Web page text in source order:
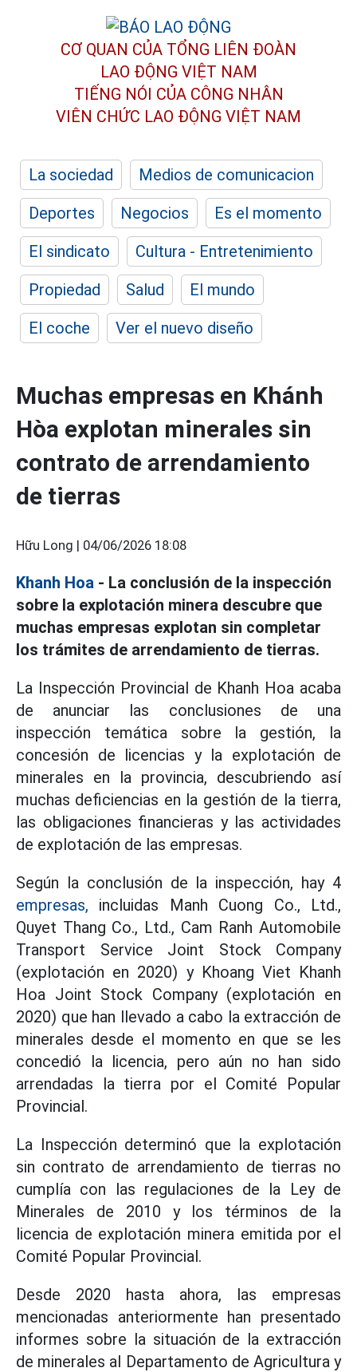
CƠ QUAN CỦA TỔNG LIÊN ĐOÀN
LAO ĐỘNG VIỆT NAM
TIẾNG NÓI CỦA CÔNG NHÂN
VIÊN CHỨC LAO ĐỘNG VIỆT NAM
La sociedad
Medios de comunicacion
Deportes
Negocios
Es el momento
El sindicato
Cultura - Entretenimiento
Propiedad
Salud
El mundo
El coche
Ver el nuevo diseño
Muchas empresas en Khánh
Hòa explotan minerales sin
contrato de arrendamiento
de tierras
Hữu Long | 04/06/2026 18:08
Khanh Hoa - La conclusión de la inspección
sobre la explotación minera descubre que
muchas empresas explotan sin completar
los trámites de arrendamiento de tierras.
La Inspección Provincial de Khanh Hoa acaba
de anunciar las conclusiones de una
inspección temática sobre la gestión, la
concesión de licencias y la explotación de
minerales en la provincia, descubriendo así
muchas deficiencias en la gestión de la tierra,
las obligaciones financieras y las actividades
de explotación de las empresas.
Según la conclusión de la inspección, hay 4
empresas, incluidas Manh Cuong Co., Ltd.,
Quyet Thang Co., Ltd., Cam Ranh Automobile
Transport Service Joint Stock Company
(explotación en 2020) y Khoang Viet Khanh
Hoa Joint Stock Company (explotación en
2020) que han llevado a cabo la extracción de
minerales desde el momento en que se les
concedió la licencia, pero aún no han sido
arrendadas la tierra por el Comité Popular
Provincial.
La Inspección determinó que la explotación
sin contrato de arrendamiento de tierras no
cumplía con las regulaciones de la Ley de
Minerales de 2010 y los términos de la
licencia de explotación minera emitida por el
Comité Popular Provincial.
Desde 2020 hasta ahora, las empresas
mencionadas anteriormente han presentado
informes sobre la situación de la extracción
de minerales al Departamento de Agricultura y